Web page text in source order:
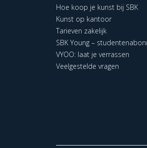
Hoe koop je kunst bij SBK
Kunst op kantoor
Tarieven zakelijk
SBK Young –
VYOO: laat je verrassen
Veelgestelde vragen